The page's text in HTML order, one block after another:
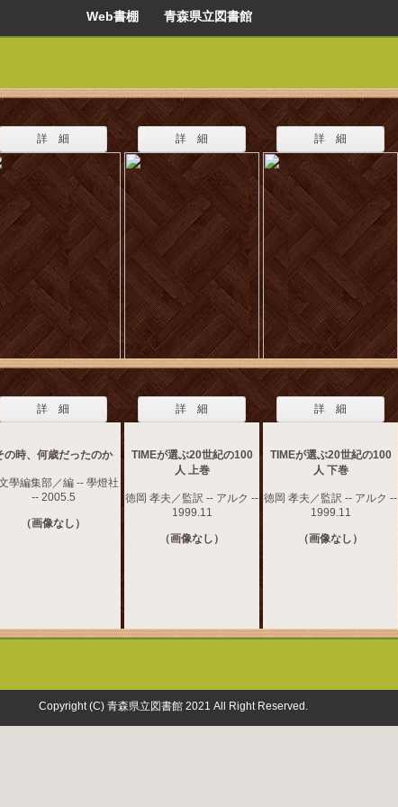
Web書棚 青森県立図書館
詳 細 詳 細 詳 細
詳 細
の時、何歳だったのか
學編集部／編 -- 學燈社
-- 2005.5
（画像なし）
詳 細
TIMEが選ぶ20世紀の100
人 上巻
徳岡 孝夫／監訳 -- アルク --
1999.11
（画像なし）
詳 細
TIMEが選ぶ20世紀の100
人 下巻
徳岡 孝夫／監訳 -- アルク --
1999.11
（画像なし）
Copyright (C) 青森県立図書館 2021 All Right Reserved.